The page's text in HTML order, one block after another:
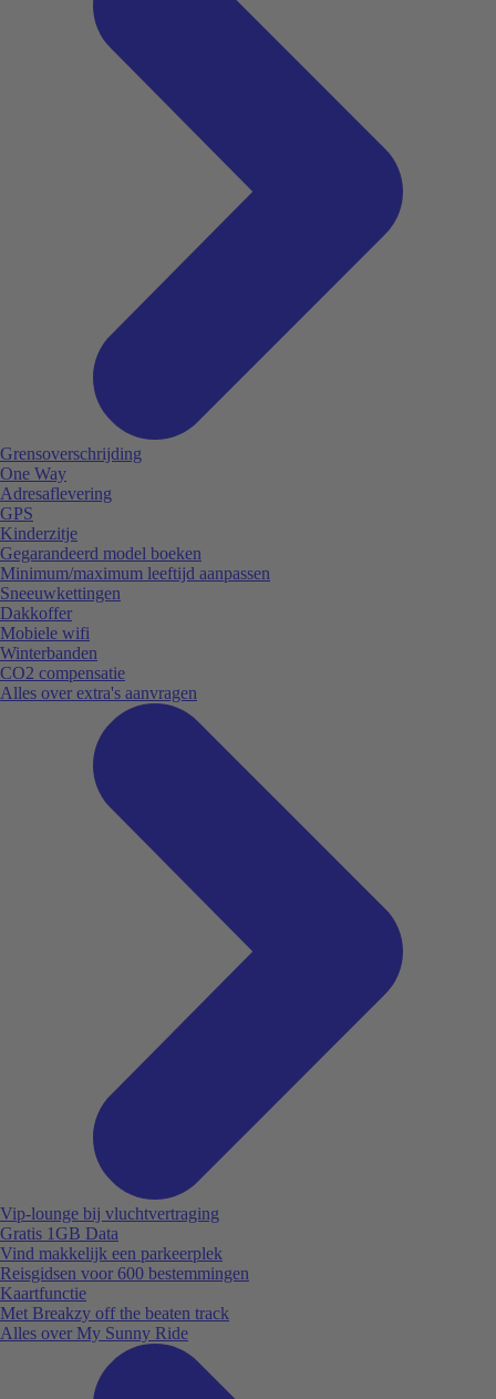
Grensoverschrijding
One Way
Adresaflevering
GPS
Kinderzitje
Gegarandeerd model boeken
Minimum/maximum leeftijd aanpassen
Sneeuwkettingen
Dakkoffer
Mobiele wifi
Winterbanden
CO2 compensatie
Alles over extra's aanvragen
Vip-lounge bij vluchtvertraging
Gratis 1GB Data
Vind makkelijk een parkeerplek
Reisgidsen voor 600 bestemmingen
Kaartfunctie
Met Breakzy off the beaten track
Alles over My Sunny Ride